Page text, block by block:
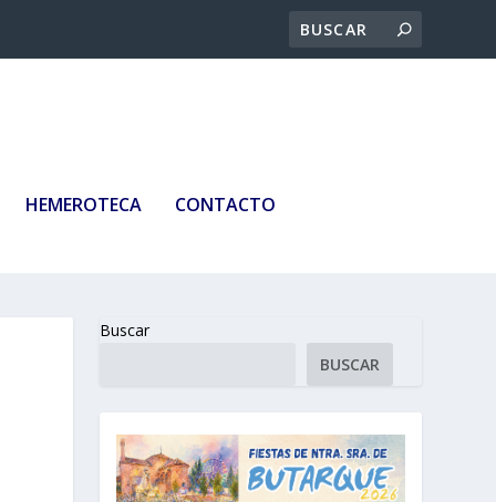
HEMEROTECA CONTACTO
Buscar
BUSCAR